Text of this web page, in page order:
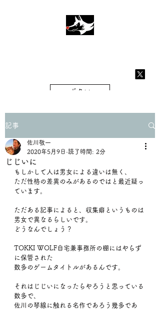
ボタン
記事
じじいに
佐川敬一
2020年5月9日 読了時間: 2分
もしかして人は男女による違いは無く、
ただ性格の差異のみがあるのではと最近疑っ
ています。
ただある記事によると、収集癖というものは
男女で異なるらしいです。
どうなんでしょう？
TOKKI WOLF自宅兼事務所の棚にはやらず
に保管された
数多のゲームタイトルがあるんです。
それはじじいになったらやろうと思っている
数多で、
佐川の琴線に触れる名作であろう幾多であ